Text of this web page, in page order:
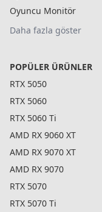
Oyuncu Monitör
Daha fazla göster
POPÜLER ÜRÜNLER
RTX 5050
RTX 5060
RTX 5060 Ti
AMD RX 9060 XT
AMD RX 9070 XT
AMD RX 9070
RTX 5070
RTX 5070 Ti